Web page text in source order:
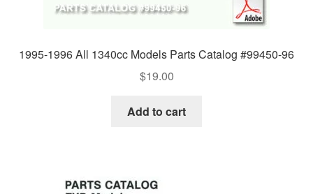
1995-1996 All 1340cc Models Parts Catalog #99450-96
$19.00
Add to cart